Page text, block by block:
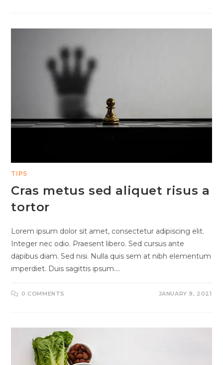
TIPS
Cras metus sed aliquet risus a
tortor
Lorem ipsum dolor sit amet, consectetur adipiscing elit.
Integer nec odio. Praesent libero. Sed cursus ante
dapibus diam. Sed nisi. Nulla quis sem at nibh elementum
imperdiet. Duis sagittis ipsum.…
0 COMMENTS JANUARY 9, 2021